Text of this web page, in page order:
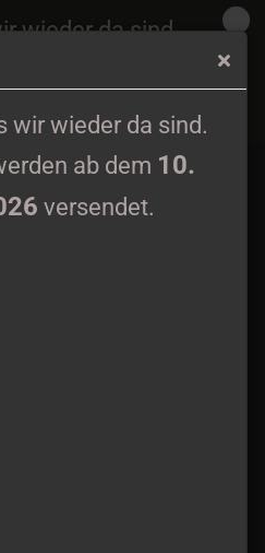
wir wieder da sind.
ab dem 10.
versendet.
wieder da sind.
ab dem
versendet.